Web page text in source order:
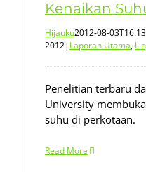
Kenaikan
Hijauku2012-08-
2012| Laporan Utama,
Penelitian terbaru
University
suhu di perkotaan.
Read More